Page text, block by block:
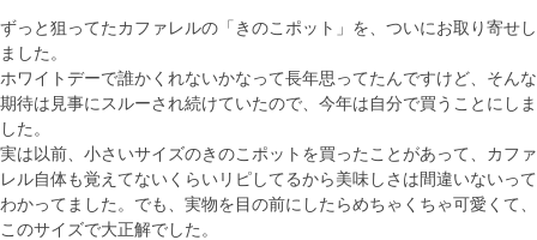
ずっと狙ってたカファレルの「きのこポット」を、ついにお取り寄せし
ました。
ホワイトデーで誰かくれないかなって長年思ってたんですけど、そんな
期待は見事にスルーされ続けていたので、今年は自分で買うことにしま
した。
実は以前、小さいサイズのきのこポットを買ったことがあって、カファ
レル自体も覚えてないくらいリピしてるから美味しさは間違いないって
わかってました。でも、実物を目の前にしたらめちゃくちゃ可愛くて、
このサイズで大正解でした。